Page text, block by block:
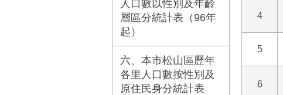
人口數以性別及年齡
層區分統計表（96年
起）
六、本市松山區歷年
各里人口數按性別及
原住民身分統計表
4
5
6